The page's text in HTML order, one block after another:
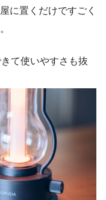
に置くだけですごく
て使いやすさも抜